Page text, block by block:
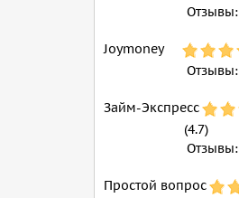
Отзывы:
Joymoney
Отзывы:
Займ-Экспресс
(4.7)
Отзывы:
Простой вопрос